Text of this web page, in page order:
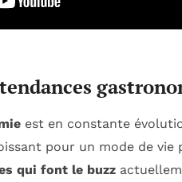
est en constante
pour un mode de
qui font le buzz